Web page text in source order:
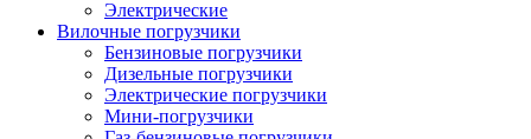
Электрические
Вилочные погрузчики
Бензиновые погрузчики
Дизельные погрузчики
Электрические погрузчики
Мини-погрузчики